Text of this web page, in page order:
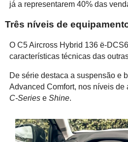
já a representarem 40% das
Três níveis de
O C5 Aircross Hybrid 136 ë-
características técnicas das
De série destaca a suspensão e
Advanced Comfort, nos níveis de
C-Seriese Shine.